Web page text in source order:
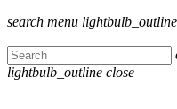
search menu lightbulb_outline
lightbulb_outline close